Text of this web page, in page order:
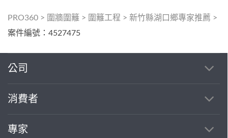
PRO360 > 圍牆圍籬 > 圍籬工程 > 新竹縣湖口鄉專家推薦 >
案件編號：4527475
公司
消費者
專家